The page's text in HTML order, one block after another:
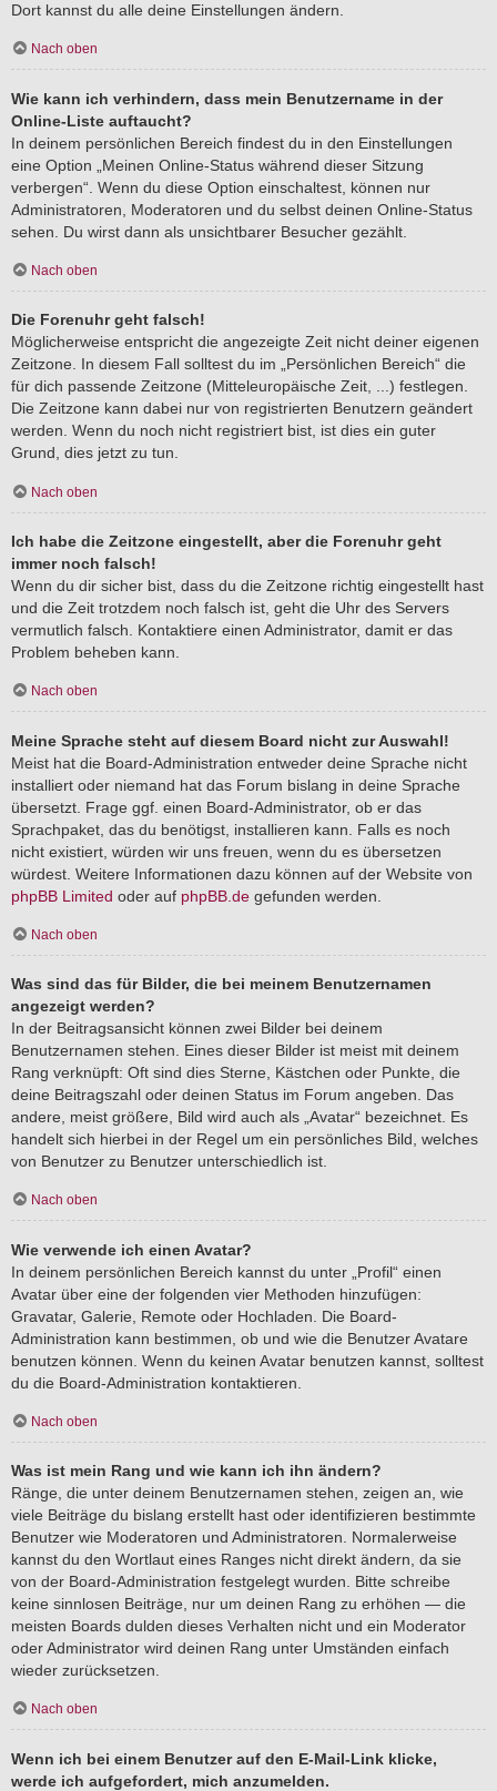
Dort kannst du alle deine Einstellungen ändern.
Nach oben
Wie kann ich verhindern, dass mein Benutzername in der
Online-Liste auftaucht?
In deinem persönlichen Bereich findest du in den Einstellungen
eine Option „Meinen Online-Status während dieser Sitzung
verbergen“. Wenn du diese Option einschaltest, können nur
Administratoren, Moderatoren und du selbst deinen Online-Status
sehen. Du wirst dann als unsichtbarer Besucher gezählt.
Nach oben
Die Forenuhr geht falsch!
Möglicherweise entspricht die angezeigte Zeit nicht deiner eigenen
Zeitzone. In diesem Fall solltest du im „Persönlichen Bereich“ die
für dich passende Zeitzone (Mitteleuropäische Zeit, ...) festlegen.
Die Zeitzone kann dabei nur von registrierten Benutzern geändert
werden. Wenn du noch nicht registriert bist, ist dies ein guter
Grund, dies jetzt zu tun.
Nach oben
Ich habe die Zeitzone eingestellt, aber die Forenuhr geht
immer noch falsch!
Wenn du dir sicher bist, dass du die Zeitzone richtig eingestellt hast
und die Zeit trotzdem noch falsch ist, geht die Uhr des Servers
vermutlich falsch. Kontaktiere einen Administrator, damit er das
Problem beheben kann.
Nach oben
Meine Sprache steht auf diesem Board nicht zur Auswahl!
Meist hat die Board-Administration entweder deine Sprache nicht
installiert oder niemand hat das Forum bislang in deine Sprache
übersetzt. Frage ggf. einen Board-Administrator, ob er das
Sprachpaket, das du benötigst, installieren kann. Falls es noch
nicht existiert, würden wir uns freuen, wenn du es übersetzen
würdest. Weitere Informationen dazu können auf der Website von
phpBB Limited oder auf phpBB.de gefunden werden.
Nach oben
Was sind das für Bilder, die bei meinem Benutzernamen
angezeigt werden?
In der Beitragsansicht können zwei Bilder bei deinem
Benutzernamen stehen. Eines dieser Bilder ist meist mit deinem
Rang verknüpft: Oft sind dies Sterne, Kästchen oder Punkte, die
deine Beitragszahl oder deinen Status im Forum angeben. Das
andere, meist größere, Bild wird auch als „Avatar“ bezeichnet. Es
handelt sich hierbei in der Regel um ein persönliches Bild, welches
von Benutzer zu Benutzer unterschiedlich ist.
Nach oben
Wie verwende ich einen Avatar?
In deinem persönlichen Bereich kannst du unter „Profil“ einen
Avatar über eine der folgenden vier Methoden hinzufügen:
Gravatar, Galerie, Remote oder Hochladen. Die Board-
Administration kann bestimmen, ob und wie die Benutzer Avatare
benutzen können. Wenn du keinen Avatar benutzen kannst, solltest
du die Board-Administration kontaktieren.
Nach oben
Was ist mein Rang und wie kann ich ihn ändern?
Ränge, die unter deinem Benutzernamen stehen, zeigen an, wie
viele Beiträge du bislang erstellt hast oder identifizieren bestimmte
Benutzer wie Moderatoren und Administratoren. Normalerweise
kannst du den Wortlaut eines Ranges nicht direkt ändern, da sie
von der Board-Administration festgelegt wurden. Bitte schreibe
keine sinnlosen Beiträge, nur um deinen Rang zu erhöhen — die
meisten Boards dulden dieses Verhalten nicht und ein Moderator
oder Administrator wird deinen Rang unter Umständen einfach
wieder zurücksetzen.
Nach oben
Wenn ich bei einem Benutzer auf den E-Mail-Link klicke,
werde ich aufgefordert, mich anzumelden.